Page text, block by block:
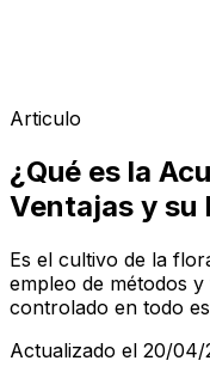
Articulo
¿Qué es la
Ventajas y su
Es el cultivo de la
empleo de métodos
controlado en todo
Actualizado el 20/04/